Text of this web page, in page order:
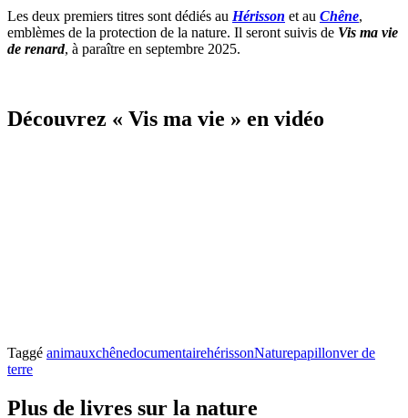
Les deux premiers titres sont dédiés au Hérisson et au Chêne,
emblèmes de la protection de la nature. Il seront suivis de Vis ma vie
de renard, à paraître en septembre 2025.
Découvrez « Vis ma vie » en vidéo
Taggé animauxchênedocumentairehérissonNaturepapillonver de
terre
Plus de livres sur la nature